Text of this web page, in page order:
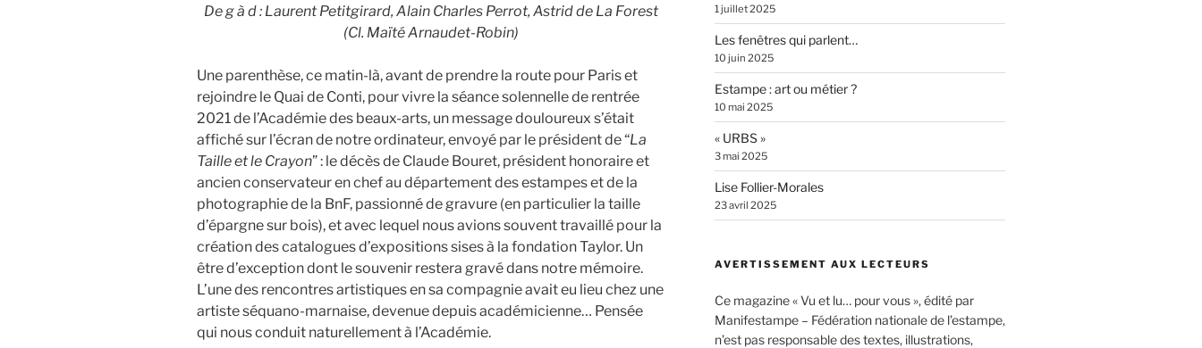
De g à d : Laurent Petitgirard, Alain Charles Perrot, Astrid de La Forest
(Cl. Maïté Arnaudet-Robin)
Une parenthèse, ce matin-là, avant de prendre la route pour Paris et
rejoindre le Quai de Conti, pour vivre la séance solennelle de rentrée
2021 de l’Académie des beaux-arts, un message douloureux s’était
affiché sur l’écran de notre ordinateur, envoyé par le président de “La
Taille et le Crayon” : le décès de Claude Bouret, président honoraire et
ancien conservateur en chef au département des estampes et de la
photographie de la BnF, passionné de gravure (en particulier la taille
d’épargne sur bois), et avec lequel nous avions souvent travaillé pour la
création des catalogues d’expositions sises à la fondation Taylor. Un
être d’exception dont le souvenir restera gravé dans notre mémoire.
L’une des rencontres artistiques en sa compagnie avait eu lieu chez une
artiste séquano-marnaise, devenue depuis académicienne… Pensée
qui nous conduit naturellement à l’Académie.
1 juillet 2025
Les fenêtres qui parlent…
10 juin 2025
Estampe : art ou métier ?
10 mai 2025
« URBS »
3 mai 2025
Lise Follier-Morales
23 avril 2025
AVERTISSEMENT AUX LECTEURS
Ce magazine « Vu et lu… pour vous », édité par
Manifestampe – Fédération nationale de l’estampe,
n’est pas responsable des textes, illustrations,